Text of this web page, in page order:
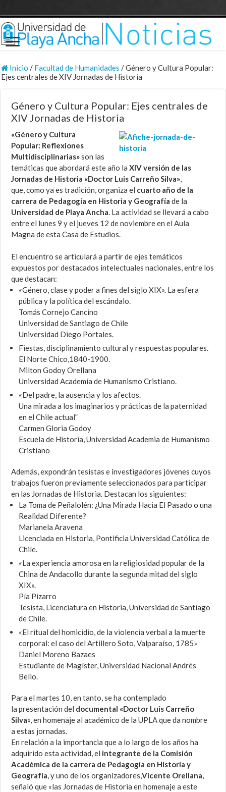
Inicio / Facultad de Humanidades /Género y Cultura Popular:
Ejes centrales de XIV Jornadas de Historia
Género y Cultura Popular: Ejes centrales de
XIV Jornadas de Historia
«Género y Cultura
Popular: Reflexiones
Multidisciplinarias»son las
temáticas que abordará este año laXIV versión de las
Jornadas de Historia «Doctor Luis Carreño Silva»,
que, como ya es tradición, organiza el cuarto año de la
carrera de Pedagogía en Historia y Geografía de la
Universidad de Playa Ancha. La actividad se llevará a cabo
entre el lunes 9 y el jueves 12 de noviembre en el Aula
Magna de esta Casa de Estudios.
El encuentro se articulará a partir de ejes temáticos
expuestos por destacados intelectuales nacionales, entre los
que destacan:
«Género, clase y poder a fines del siglo XIX». La esfera
pública y la política del escándalo.
Tomás Cornejo Cancino
Universidad de Santiago de Chile
Universidad Diego Portales.
Fiestas, disciplinamiento cultural y respuestas populares.
El Norte Chico,1840-1900.
Milton Godoy Orellana
Universidad Academia de Humanismo Cristiano.
«Del padre, la ausencia y los afectos.
Una mirada a los imaginarios y prácticas de la paternidad
en el Chile actual”
Carmen Gloria Godoy
Escuela de Historia, Universidad Academia de Humanismo
Cristiano
Además, expondrán tesistas e investigadores jóvenes cuyos
trabajos fueron previamente seleccionados para participar
en las Jornadas de Historia. Destacan los siguientes:
La Toma de Peñalolén: ¿Una Mirada Hacia El Pasado o una
Realidad Diferente?
Marianela Aravena
Licenciada en Historia, Pontificia Universidad Católica de
Chile.
«La experiencia amorosa en la religiosidad popular de la
China de Andacollo durante la segunda mitad del siglo
XIX».
Pía Pizarro
Tesista, Licenciatura en Historia, Universidad de Santiago
de Chile.
«El ritual del homicidio, de la violencia verbal a la muerte
corporal: el caso del Artillero Soto, Valparaíso, 1785»
Daniel Moreno Bazaes
Estudiante de Magíster, Universidad Nacional Andrés
Bello.
Para el martes 10, en tanto, se ha contemplado
la presentación del documental «Doctor Luis Carreño
Silva«, en homenaje al académico de la UPLA que da nombre
a estas jornadas.
En relación a la importancia que a lo largo de los años ha
adquirido esta actividad, el integrante de la Comisión
Académica de la carrera de Pedagogía en Historia y
Geografía, y uno de los organizadores,Vicente Orellana,
señaló que «las Jornadas de Historia en homenaje a este